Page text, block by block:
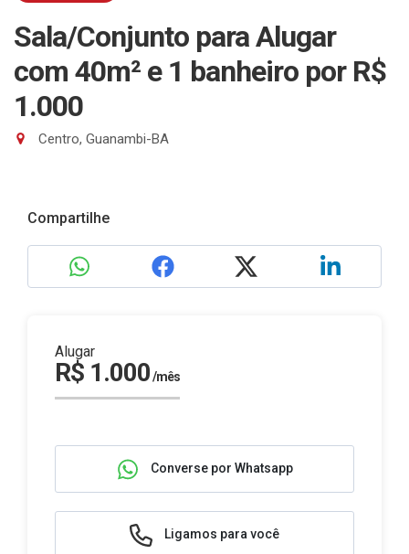
Sala/Conjunto para Alugar
com 40m² e 1 banheiro por R$
1.000
Centro, Guanambi-BA
Compartilhe
Alugar
R$ 1.000/mês
Converse por Whatsapp
Ligamos para você